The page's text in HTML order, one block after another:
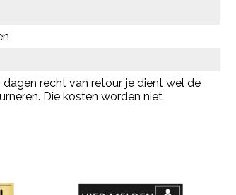
recht van retour, je dient wel de
Die kosten worden niet